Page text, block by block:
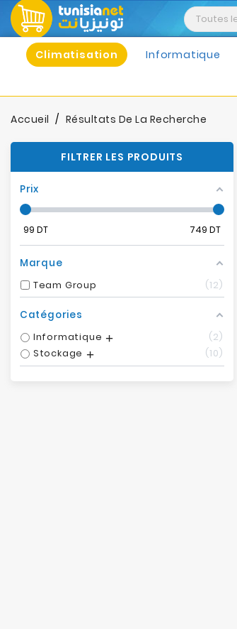
Climatisation Informatique
Accueil Résultats De La Recherche
FILTRER LES PRODUITS
Prix
99 DT 749 DT
Marque
Team Group 12
Catégories
Informatique
2
Stockage
10